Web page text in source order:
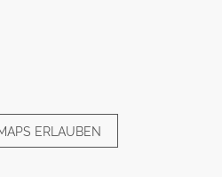
ERLAUBEN